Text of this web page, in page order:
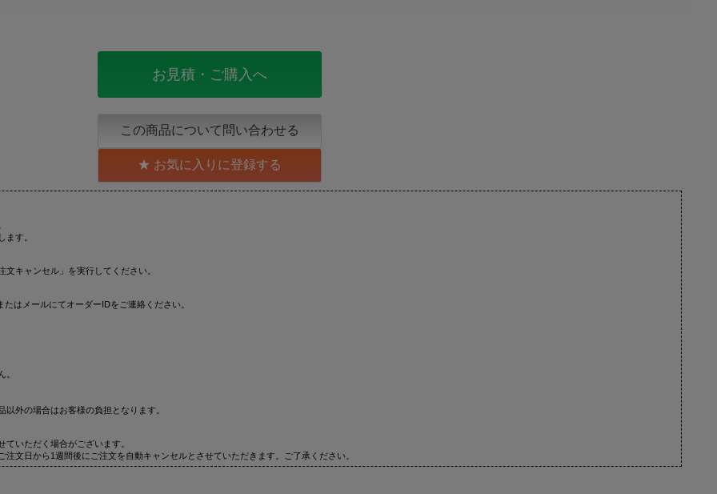
お見積・ご購入へ
この商品について問い合わせる
お気に入りに登録する
す。
キャンセル」を実行してください。
はメールにてオーダーIDをご連絡ください。
。
外の場合はお客様の負担となります。
いただく場合がございます。
文日から1週間後にご注文を自動キャンセルとさせていただきます。ご了承ください。